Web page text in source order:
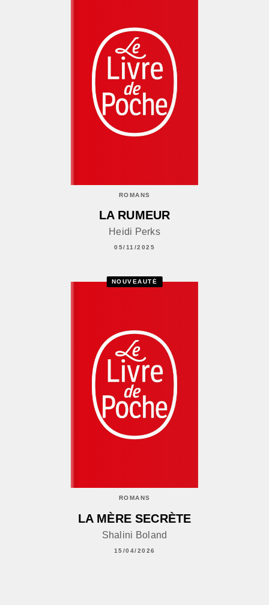
ROMANS
LA RUMEUR
Heidi Perks
05/11/2025
NOUVEAUTÉ
ROMANS
LA MÈRE SECRÈTE
Shalini Boland
15/04/2026